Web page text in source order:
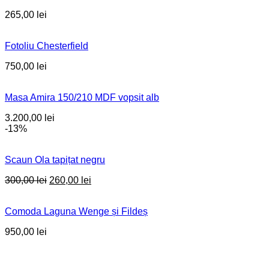
265,00 lei
Fotoliu Chesterfield
750,00 lei
Masa Amira 150/210 MDF vopsit alb
3.200,00 lei
-13%
Scaun Ola tapițat negru
300,00lei Original
300,00 lei.
260,00 lei
260,00 lei.
Comoda Laguna Wenge și Fildeș
950,00 lei